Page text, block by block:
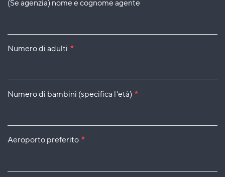
(Se agenzia) nome e cognome agente
Numero di adulti *
Numero di bambini (specifica l'età) *
Aeroporto preferito *